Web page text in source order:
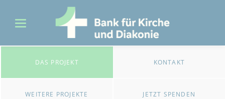
DAS PROJEKT KONTAKT
WEITERE PROJEKTE JETZT SPENDEN